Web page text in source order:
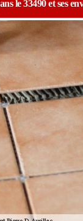
le 33490 et ses